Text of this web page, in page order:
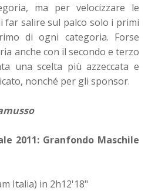
ma per velocizzare le
far salire sul palco solo i primi
di ogni categoria. Forse
anche con il secondo e terzo
una scelta più azzeccata e
nonché per gli sponsor.
2011: Granfondo Maschile
Italia) in 2h12'18"